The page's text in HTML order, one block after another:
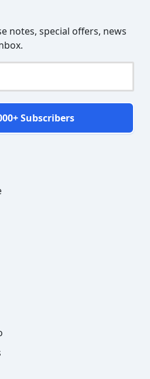
notes, special offers, news
Subscribers